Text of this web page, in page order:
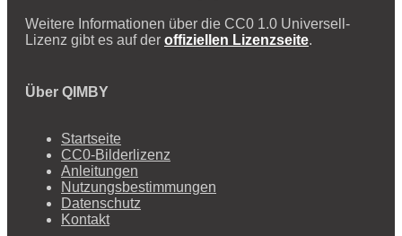
Weitere Informationen über die CC0 1.0 Universell-
Lizenz gibt es auf der offiziellen Lizenzseite.
Über QIMBY
Startseite
CC0-Bilderlizenz
Anleitungen
Nutzungsbestimmungen
Datenschutz
Kontakt